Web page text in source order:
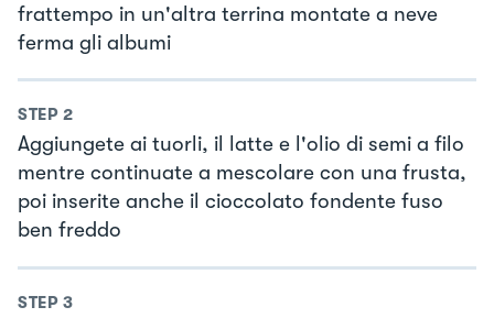
frattempo in un'altra terrina montate a neve
ferma gli albumi
STEP 2
Aggiungete ai tuorli, il latte e l'olio di semi a filo
mentre continuate a mescolare con una frusta,
poi inserite anche il cioccolato fondente fuso
ben freddo
STEP 3